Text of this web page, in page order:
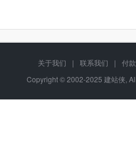
关于我们 | 联系我们 |
付
Copyright © 2002-2025 建站侠,